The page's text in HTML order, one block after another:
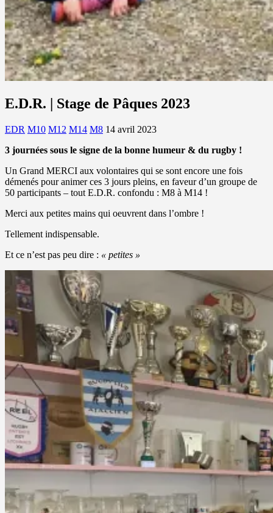
E.D.R. | Stage de Pâques 2023
EDR M10 M12 M14 M8 14 avril 2023
3 journées sous le signe de la bonne humeur & du rugby !
Un Grand MERCI aux volontaires qui se sont encore une fois
démenés pour animer ces 3 jours pleins, en faveur d’un groupe de
50 participants – tout E.D.R. confondu : M8 à M14 !
Merci aux petites mains qui oeuvrent dans l’ombre !
Tellement indispensable.
Et ce n’est pas peu dire : « petites »